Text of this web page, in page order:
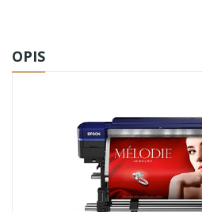
OPIS